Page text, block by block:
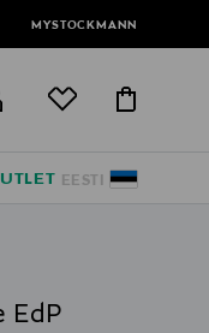
MYSTOCKMANN
EESTI
EdP